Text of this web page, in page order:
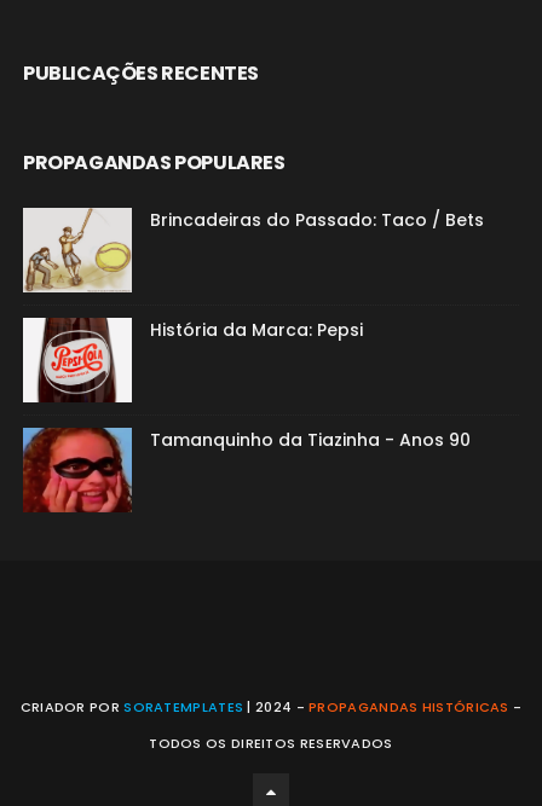
PUBLICAÇÕES RECENTES
PROPAGANDAS POPULARES
Brincadeiras do Passado: Taco / Bets
História da Marca: Pepsi
Tamanquinho da Tiazinha - Anos 90
CRIADOR PORSORATEMPLATES | 2024 -PROPAGANDAS HISTÓRICAS -
TODOS OS DIREITOS RESERVADOS